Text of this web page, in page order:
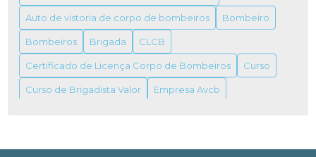
ALVARÁ DO BOMBEIRO: TUDO O QUE VOCÊ
PRECISA SABER PARA OBTER O SEU
ALVARÁ FUNCIONAMENTO VIGILÂNCIA
SANITÁRIA
ALVARÁS DE FUNCIONAMENTO VIGILÂNCIAS
COMPLETO PARA REGULARIZAÇÃO
Auto de vistoria de corpo de bombeiros Bombeiro
Bombeiros Brigada CLCB
Certificado de Licença Corpo de Bombeiros Curso
Curso de Brigadista Valor Empresa Avcb